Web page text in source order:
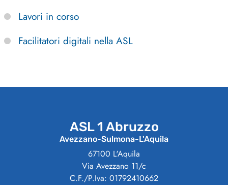
Lavori in corso
Facilitatori digitali nella ASL
ASL 1 Abruzzo
Avezzano-Sulmona-L'Aquila
67100 L'Aquila
Via Avezzano 11/c
C.F./P.Iva: 01792410662